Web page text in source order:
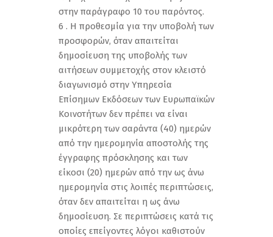
στην παράγραφο 10 του παρόντος.
6 . Η προθεσμία για την υποβολή των
προσφορών, όταν απαιτείται
δημοσίευση της υποβολής των
αιτήσεων συμμετοχής στον κλειστό
διαγωνισμό στην Υπηρεσία
Επίσημων Εκδόσεων των Ευρωπαϊκών
Κοινοτήτων δεν πρέπει να είναι
μικρότερη των σαράντα (40) ημερών
από την ημερομηνία αποστολής της
έγγραφης πρόσκλησης και των
είκοσι (20) ημερών από την ως άνω
ημερομηνία στις λοιπές περιπτώσεις,
όταν δεν απαιτείται η ως άνω
δημοσίευση. Σε περιπτώσεις κατά τις
οποίες επείγοντες λόγοι καθιστούν